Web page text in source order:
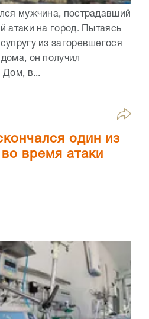
мужчина, пострадавший
атаки на город. Пытаясь
из загоревшегося
он получил
Дом, в...
один из
время атаки